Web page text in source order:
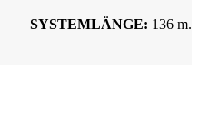
SYSTEMLÄNGE: 136 m.